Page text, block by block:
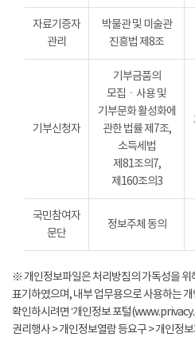
자료기증자
관리
박물관 및 미술관
진흥법 제8조
기부신청자
기부금품의
모집ㆍ사용 및
기부문화 활성화에
관한 법률 제7조,
소득세법
제81조의7,
제160조의3
국민참여자
문단
정보주체 동의
※ 개인정보파일은 처리방침의 가독성을 위
표기하였으며, 내부 업무용으로 사용하는
확인하시려면 ‘개인정보 포털
권리행사 > 개인정보열람 등요구 > 개인정